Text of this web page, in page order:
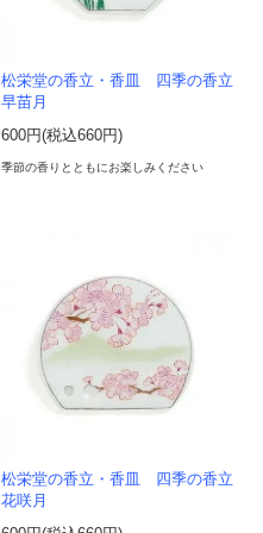
松栄堂の香立・香皿 四季の香立
早苗月
600円(税込660円)
季節の香りとともにお楽しみください
松栄堂の香立・香皿 四季の香立
花咲月